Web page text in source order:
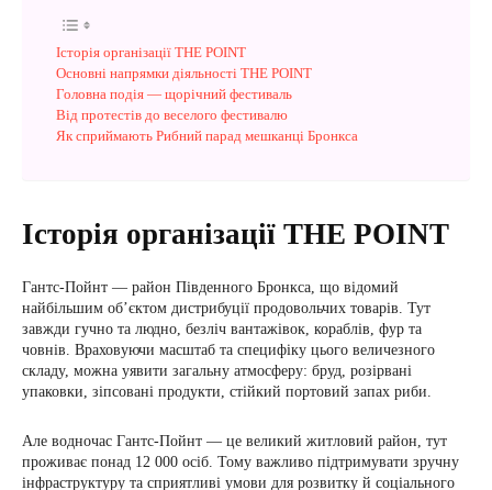
Історія організації THE POINT
Основні напрямки діяльності THE POINT
Головна подія — щорічний фестиваль
Від протестів до веселого фестивалю
Як сприймають Рибний парад мешканці Бронкса
Історія організації THE POINT
Гантс-Пойнт — район Південного Бронкса, що відомий
найбільшим обʼєктом дистрибуції продовольчих товарів. Тут
завжди гучно та людно, безліч вантажівок, кораблів, фур та
човнів. Враховуючи масштаб та специфіку цього величезного
складу, можна уявити загальну атмосферу: бруд, розірвані
упаковки, зіпсовані продукти, стійкий портовий запах риби.
Але водночас Гантс-Пойнт — це великий житловий район, тут
проживає понад 12 000 осіб. Тому важливо підтримувати зручну
інфраструктуру та сприятливі умови для розвитку й соціального